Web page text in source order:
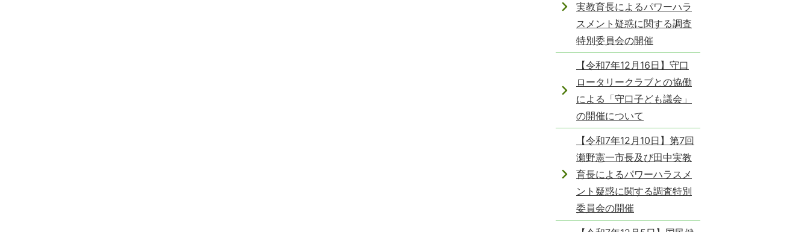
実教育長によるパワーハラ
スメント疑惑に関する調査
特別委員会の開催
【令和7年12月16日】守口
ロータリークラブとの協働
による「守口子ども議会」
の開催について
【令和7年12月10日】第7回
瀬野憲一市長及び田中実教
育長によるパワーハラスメ
ント疑惑に関する調査特別
委員会の開催